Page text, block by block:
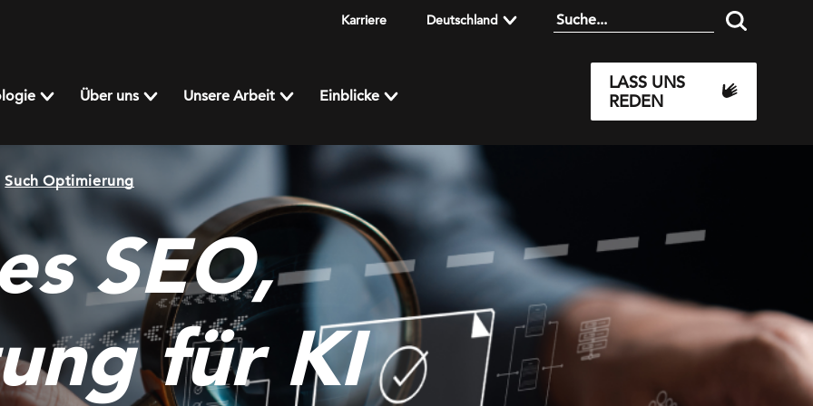
Karriere Deutschland
Über uns Unsere Arbeit Einblicke
LASS UNS
REDEN
Such Optimierung
SEO,
für KI